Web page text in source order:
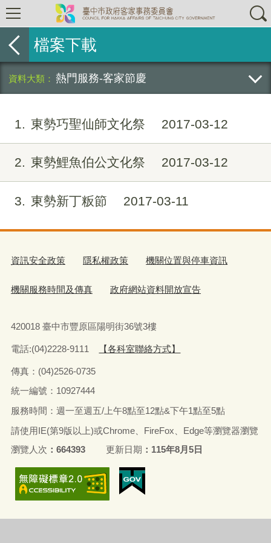
檔案下載
熱門服務-客家節慶
1 東勢巧聖仙師文化祭 2017-03-12
2 東勢鯉魚伯公文化祭 2017-03-12
3 東勢新丁粄節 2017-03-11
資訊安全政策 隱私權政策 機關位置與停車資訊
機關服務時間及傳真 政府網站資料開放宣告
420018 臺中市豐原區陽明街36號3樓
電話:(04)2228-9111 【各科室聯絡方式】
傳真：(04)2526-0735
統一編號：10927444
服務時間：週一至週五/上午8點至12點&下午1點至5點
請使用IE(第9版以上)或Chrome、FireFox、Edge等瀏覽器瀏覽
瀏覽人次
664393 更新日期 115年8月5日